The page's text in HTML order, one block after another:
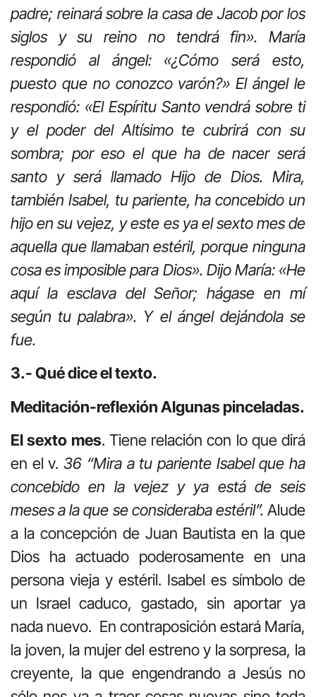
padre; reinará sobre la casa de Jacob por los
siglos y su reino no tendrá fin». María
respondió al ángel: «¿Cómo será esto,
puesto que no conozco varón?» El ángel le
respondió: «El Espíritu Santo vendrá sobre ti
y el poder del Altísimo te cubrirá con su
sombra; por eso el que ha de nacer será
santo y será llamado Hijo de Dios. Mira,
también Isabel, tu pariente, ha concebido un
hijo en su vejez, y este es ya el sexto mes de
aquella que llamaban estéril, porque ninguna
cosa es imposible para Dios». Dijo María: «He
aquí la esclava del Señor; hágase en mí
según tu palabra». Y el ángel dejándola se
fue.
3.- Qué dice el texto.
Meditación-reflexión Algunas pinceladas.
El sexto mes. Tiene relación con lo que dirá
en el v.36 “Mira a tu pariente Isabel que ha
concebido en la vejez y ya está de seis
meses a la que se consideraba estéril”. Alude
a la concepción de Juan Bautista en la que
Dios ha actuado poderosamente en una
persona vieja y estéril. Isabel es símbolo de
un Israel caduco, gastado, sin aportar ya
nada nuevo. En contraposición estará María,
la joven, la mujer del estreno y la sorpresa, la
creyente, la que engendrando a Jesús no